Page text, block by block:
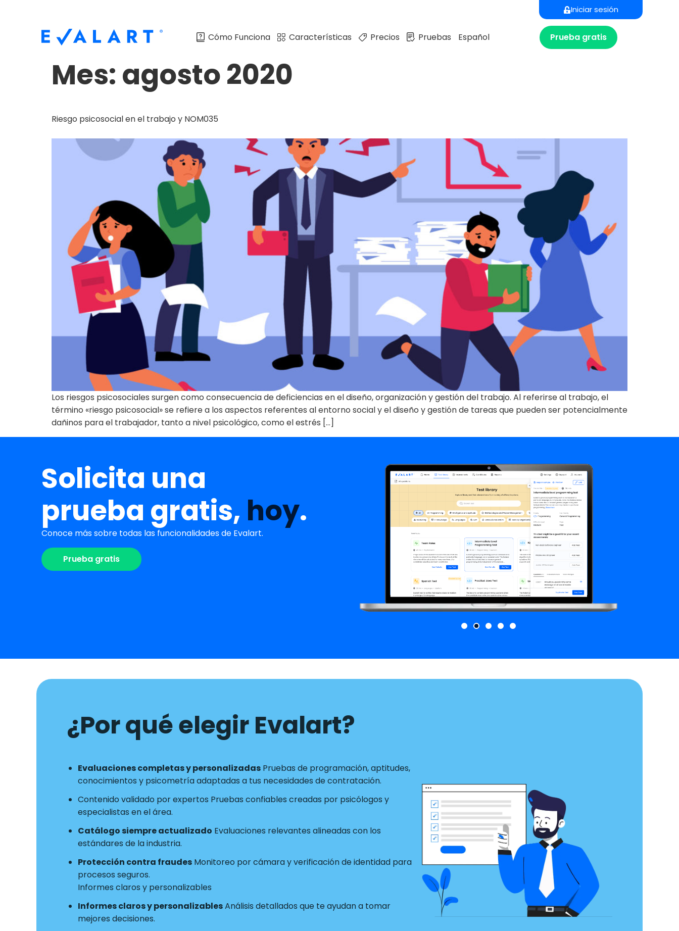
Iniciar sesión
Cómo Funciona Características Precios Pruebas Español Prueba gratis
Mes:agosto 2020
Riesgo psicosocial en el trabajo y NOM035
Los riesgos psicosociales surgen como consecuencia de deficiencias en el diseño, organización y gestión del trabajo. Al referirse al trabajo, el
término «riesgo psicosocial» se refiere a los aspectos referentes al entorno social y el diseño y gestión de tareas que pueden ser potencialmente
dañinos para el trabajador, tanto a nivel psicológico, como el estrés […]
Solicita una
prueba gratis, hoy.
Conoce más sobre todas las funcionalidades de Evalart.
Prueba gratis
¿Por qué elegir Evalart?
Evaluaciones completas y personalizadas Pruebas de programación, aptitudes,
conocimientos y psicometría adaptadas a tus necesidades de contratación.
Contenido validado por expertos Pruebas confiables creadas por psicólogos y
especialistas en el área.
Catálogo siempre actualizado Evaluaciones relevantes alineadas con los
estándares de la industria.
Protección contra fraudes Monitoreo por cámara y verificación de identidad para
procesos seguros.
Informes claros y personalizables
Informes claros y personalizablesAnálisis detallados que te ayudan a tomar
mejores decisiones.